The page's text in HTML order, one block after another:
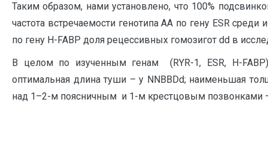
Таким образом, нами установлено, что 100%
частота встречаемости генотипа АА по гену ESR
по гену H-FABР доля рецессивных гомозигот dd в
В целом по изученным генам (RYR-1, ESR, Н-
оптимальная длина туши – у NNBBDd; наименьшая
над 1–2-м поясничным и 1-м крестцовым позвонками